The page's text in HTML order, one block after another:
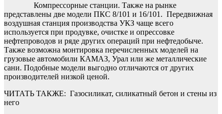
Компрессорные станции. Также на рынке
представлены две модели ПКС 8/101 и 16/101. Передвижная
воздушная станция производства УКЗ чаще всего
используется при продувке, очистке и опрессовке
нефтепроводов и ряде других операций при нефтедобыче.
Также возможна монтировка перечисленных моделей на
грузовые автомобили КАМАЗ, Урал или же металлические
сани. Подобные модели выгодно отличаются от других
производителей низкой ценой.
ЧИТАТЬ ТАКЖЕ: Газосиликат, силикатный бетон и стены из
него